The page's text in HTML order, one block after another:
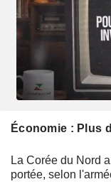
Économie : Plus
La Corée du Nord
portée, selon